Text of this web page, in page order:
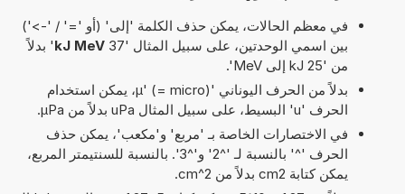
في معظم الحالات، يمكن حذف الكلمة 'إلى' (أو '=' / '->')
بين اسمي الوحدتين، على سبيل المثال '37
kJ MeV' بدلاً
من '25 kJ إلى MeV'.
بدلاً من الحرف اليوناني 'µ' (= micro)، يمكن استخدام
الحرف 'u' البسيط، على سبيل المثال uPa بدلاً من µPa.
في الاختصارات الخاصة بـ 'مربع' و'مكعب'، يمكن حذف
الحرف '^' بالنسبة لـ '^2' و'^3'. بالنسبة للسنتيمتر المربع،
يمكن كتابة cm2 بدلاً من cm^2.